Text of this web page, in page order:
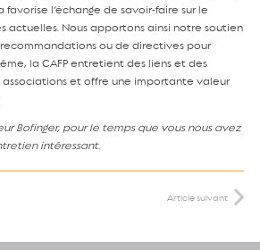
l’échange de savoir-faire sur le
actuelles. Nous apportons ainsi notre soutien
ou de directives pour
la CAFP entretient des liens et des
associations et offre une importante valeur
Bofinger, pour le temps que vous nous avez
intéressant.
Article suivant